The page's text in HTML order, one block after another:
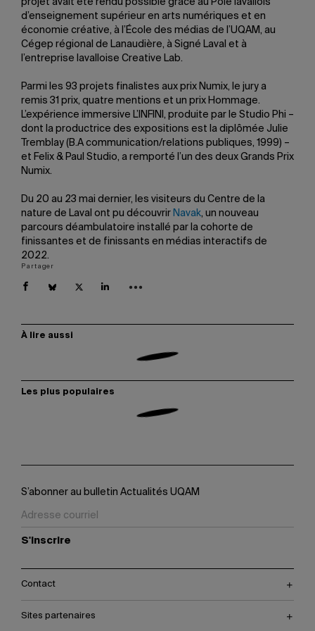
projet avait été rendu possible grâce au Pôle lavallois
d’enseignement supérieur en arts numériques et en
économie créative, à l’École des médias de l’UQAM, au
Cégep régional de Lanaudière, à Signé Laval et à
l’entreprise lavalloise Creative Lab.
Parmi les 93 projets finalistes aux prix Numix, le jury a
remis 31 prix, quatre mentions et un prix Hommage.
L’expérience immersive L’INFINI, produite par le Studio Phi –
dont la productrice des expositions est la diplômée Julie
Tremblay (B.A communication/relations publiques, 1999) –
et Felix & Paul Studio, a remporté l’un des deux Grands Prix
Numix.
Du 20 au 23 mai dernier, les visiteurs du Centre de la
nature de Laval ont pu découvrir Navak, un nouveau
parcours déambulatoire installé par la cohorte de
finissantes et de finissants en médias interactifs de
2022.
Partager
À lire aussi
Les plus populaires
S’abonner au bulletin Actualités UQAM
S'inscrire
Contact
Sites partenaires